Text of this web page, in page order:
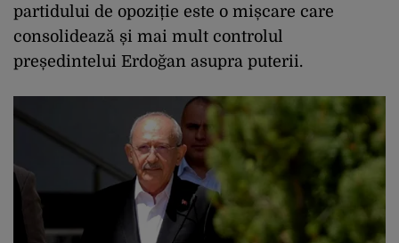
partidului de opoziție este o mișcare care
consolidează și mai mult controlul
președintelui Erdoğan asupra puterii.